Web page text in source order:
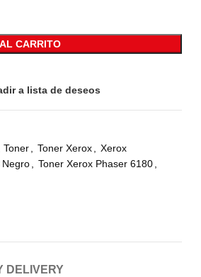
CARRITO
a lista de deseos
Toner Toner Xerox
Xerox
Negro Toner Xerox Phaser 6180
DELIVERY